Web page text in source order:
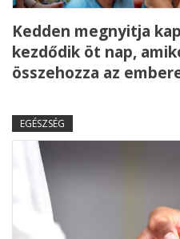
Kedden megnyitja
kezdődik öt nap,
összehozza az
EGÉSZSÉG